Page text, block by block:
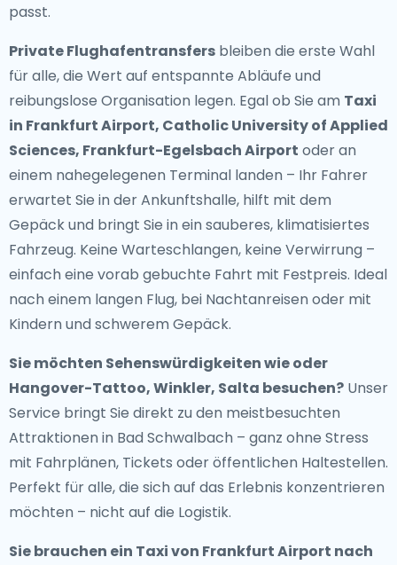
passt.
Private Flughafentransfers bleiben die erste Wahl
für alle, die Wert auf entspannte Abläufe und
reibungslose Organisation legen. Egal ob Sie am Taxi
in Frankfurt Airport, Catholic University of Applied
Sciences, Frankfurt-Egelsbach Airport oder an
einem nahegelegenen Terminal landen – Ihr Fahrer
erwartet Sie in der Ankunftshalle, hilft mit dem
Gepäck und bringt Sie in ein sauberes, klimatisiertes
Fahrzeug. Keine Warteschlangen, keine Verwirrung –
einfach eine vorab gebuchte Fahrt mit Festpreis. Ideal
nach einem langen Flug, bei Nachtanreisen oder mit
Kindern und schwerem Gepäck.
Sie möchten Sehenswürdigkeiten wie oder
Hangover-Tattoo, Winkler, Salta besuchen? Unser
Service bringt Sie direkt zu den meistbesuchten
Attraktionen in Bad Schwalbach – ganz ohne Stress
mit Fahrplänen, Tickets oder öffentlichen Haltestellen.
Perfekt für alle, die sich auf das Erlebnis konzentrieren
möchten – nicht auf die Logistik.
Sie brauchen ein Taxi von Frankfurt Airport nach